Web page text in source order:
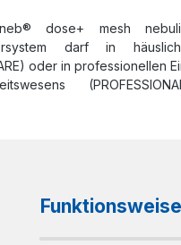
dose+ mesh
darf in
oder in professionellen
Funktionsweise